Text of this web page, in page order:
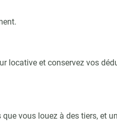
locative et conservez vos
vous louez à des tiers, et